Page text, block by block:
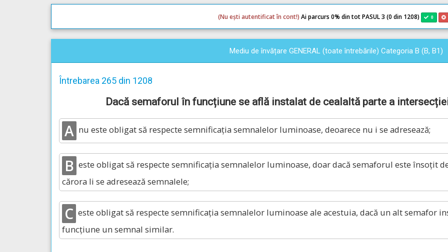
(Nu ești autentificat în cont!) Ai parcurs 0% din tot PASUL 3 (0 din 1208) 0
Mediu de învățare GENERAL (toate întrebările) Categoria B (B, B1)
Întrebarea 265 din 1208
Dacă semaforul în funcțiune se află instalat de cealaltă parte a
A nu este obligat să respecte semnificația semnalelor luminoase, deoarece nu i se adresează;
B este obligat să respecte semnificația semnalelor luminoase, doar dacă semaforul este însoțit
cărora li se adresează semnalele;
C este obligat să respecte semnificația semnalelor luminoase ale acestuia, dacă un alt semafor
funcțiune un semnal similar.